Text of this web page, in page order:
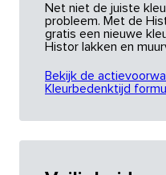
Net niet de juiste
probleem. Met de
gratis een nieuwe
Histor lakken en
Bekijk de
Kleurbedenktijd